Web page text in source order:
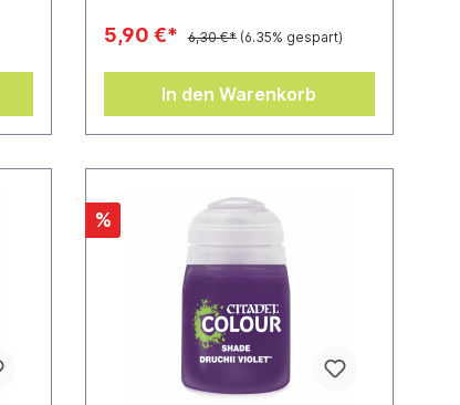
5,90 €* 6,30 €* (6.35% gespart)
In den Warenkorb
%